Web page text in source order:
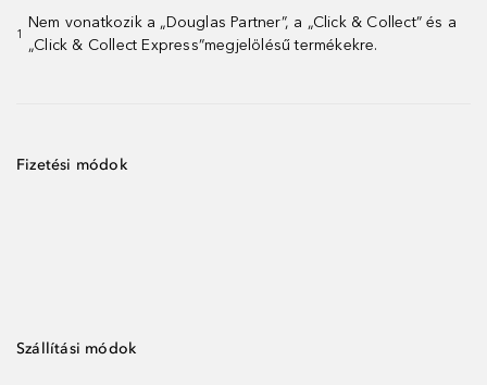
1
Nem vonatkozik a „Douglas Partner”, a „Click & Collect” és a
„Click & Collect Express”megjelölésű termékekre.
Fizetési módok
Szállítási módok